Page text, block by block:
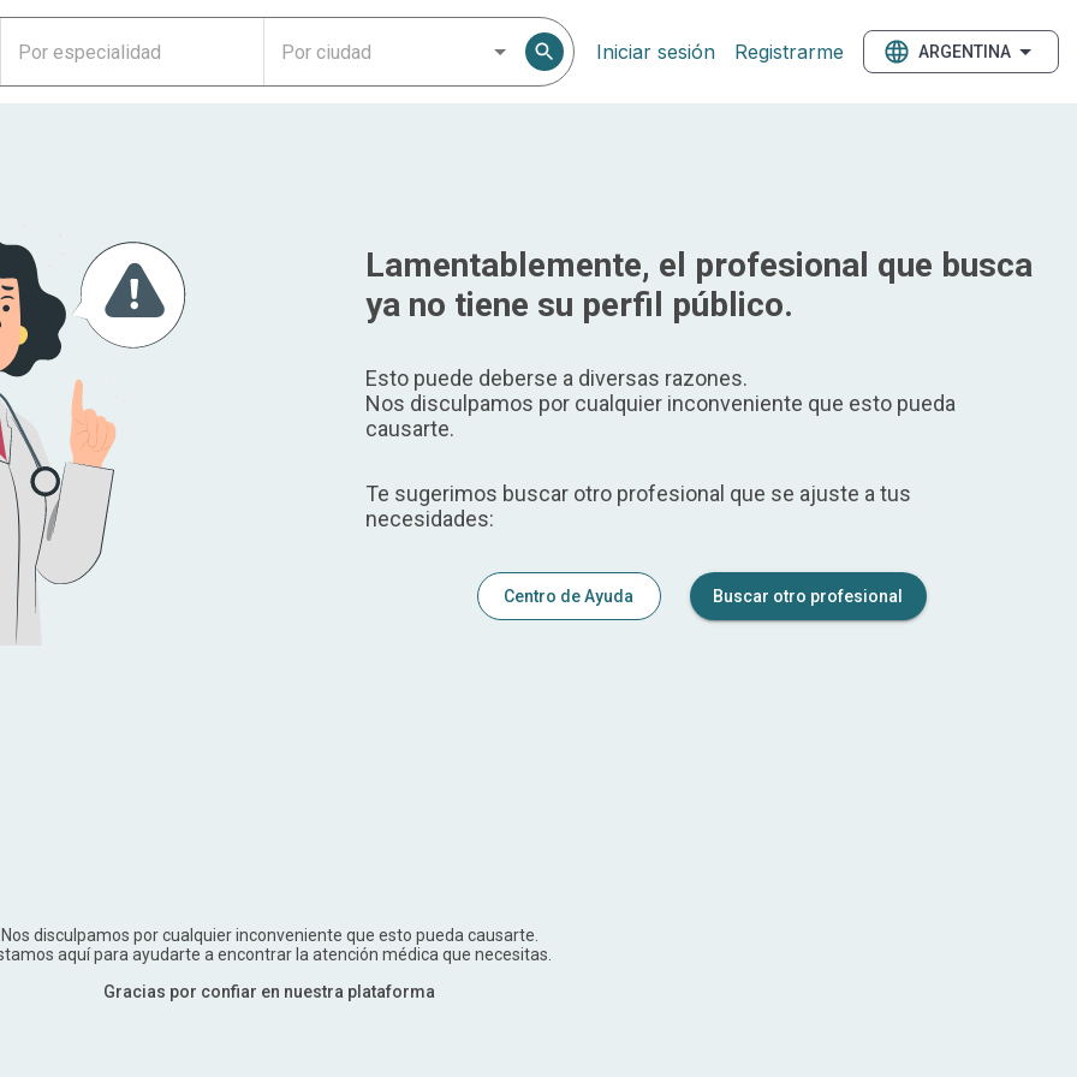
Iniciar sesión Registrarme ARGENTINA
Lamentablemente, el profesional que busca
ya no tiene su perfil público.
Esto puede deberse a diversas razones.
Nos disculpamos por cualquier inconveniente que esto pueda
causarte.
Te sugerimos buscar otro profesional que se ajuste a tus
necesidades:
Centro de Ayuda Buscar otro profesional
Nos disculpamos por cualquier inconveniente que esto pueda causarte.
aquí para ayudarte a encontrar la atención médica que necesitas.
Gracias por confiar en nuestra plataforma